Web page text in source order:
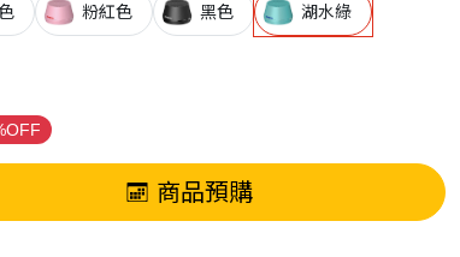
粉紅色 黑色 湖水綠
商品預購